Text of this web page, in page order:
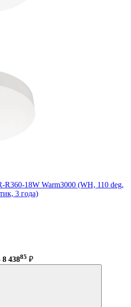
18W Warm3000 (WH, 110 deg,
3 года)
8 43885 ₽